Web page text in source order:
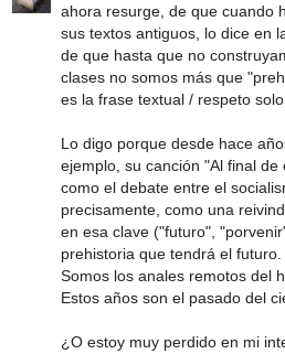
ahora resurge, de que cuando
sus textos antiguos, lo dice en
de que hasta que no
clases no somos más que
es la frase textual / respeto
Lo digo porque desde hace
ejemplo, su canción "Al final de
como el debate entre el
precisamente, como una
en esa clave ("futuro",
prehistoria que tendrá el futuro.
Somos los anales remotos del
Estos años son el pasado del
¿O estoy muy perdido en mi